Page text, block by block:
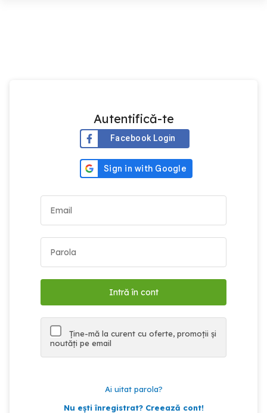
Autentifică-te
Facebook Login
Ține-mă la curent cu oferte, promoții și
noutăți pe email
Ai uitat parola?
Nu ești înregistrat? Creează cont!